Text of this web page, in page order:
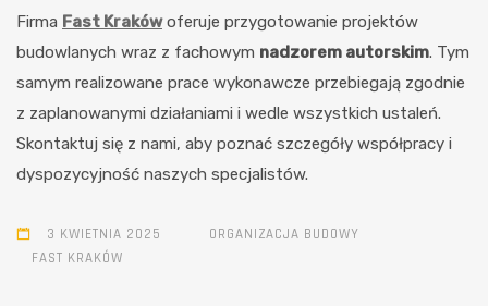
Firma Fast Krakówoferuje przygotowanie projektów
budowlanych wraz z fachowym nadzorem autorskim. Tym
samym realizowane prace wykonawcze przebiegają zgodnie
z zaplanowanymi działaniami i wedle wszystkich ustaleń.
Skontaktuj się z nami, aby poznać szczegóły współpracy i
dyspozycyjność naszych specjalistów.
3 KWIETNIA 2025
ORGANIZACJA BUDOWY
FAST KRAKÓW